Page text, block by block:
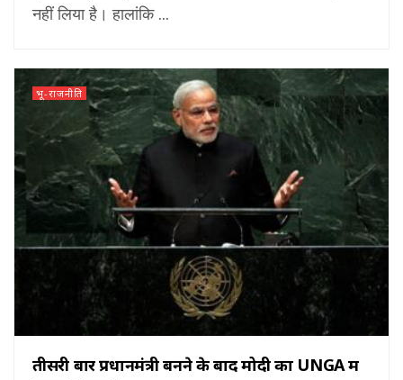
नहीं लिया है। हालांकि ...
भू-राजनीति
तीसरी बार प्रधानमंत्री बनने के बाद मोदी का UNGA में